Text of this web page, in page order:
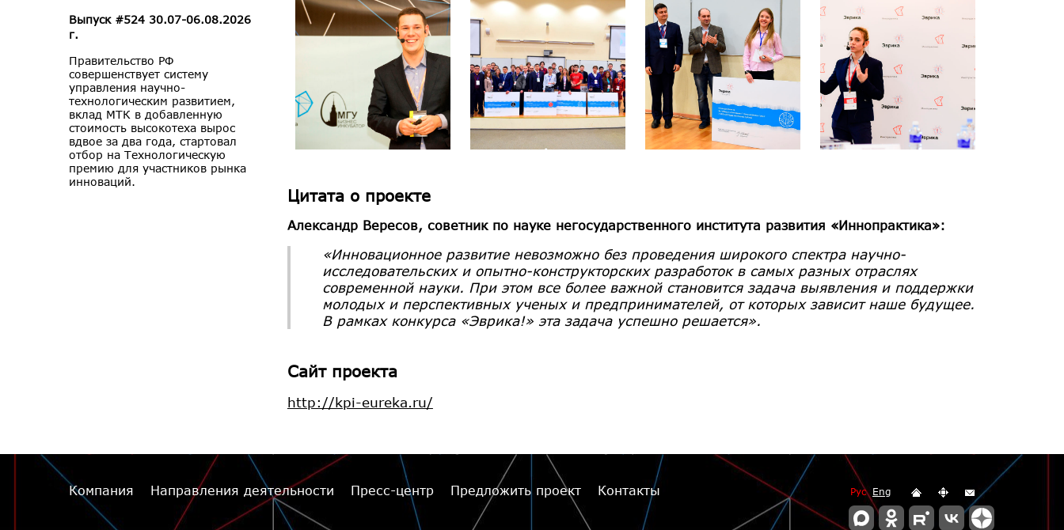
Цитата о проекте
Александр Вересов, советник по науке негосударственного института развития «Иннопрактика»:
«Инновационное развитие невозможно без проведения широкого спектра научно-
исследовательских и опытно-конструкторских разработок в самых разных отраслях
современной науки. При этом все более важной становится задача выявления и поддержки
молодых и перспективных ученых и предпринимателей, от которых зависит наше будущее.
В рамках конкурса «Эврика!» эта задача успешно решается».
Сайт проекта
http://kpi-eureka.ru/
Выпуск #524 30.07-06.08.2026
г.
Правительство РФ
совершенствует систему
управления научно-
технологическим развитием,
вклад МТК в добавленную
стоимость высокотеха вырос
вдвое за два года, стартовал
отбор на Технологическую
премию для участников рынка
инноваций.
Компания Направления деятельности Пресс-центр Предложить проект Контакты Рус Eng